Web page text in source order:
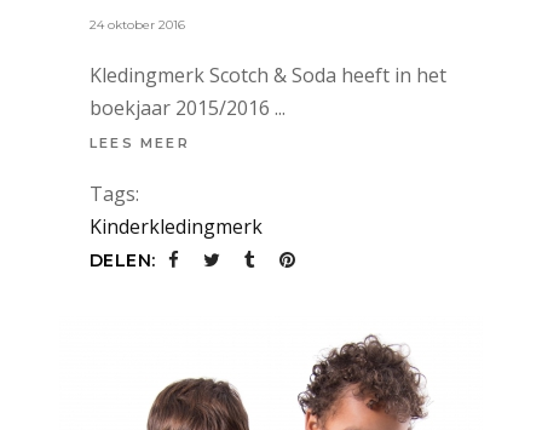
24 oktober 2016
Kledingmerk Scotch & Soda heeft in het
boekjaar 2015/2016
LEES MEER
Tags:
Kinderkledingmerk
DELEN: